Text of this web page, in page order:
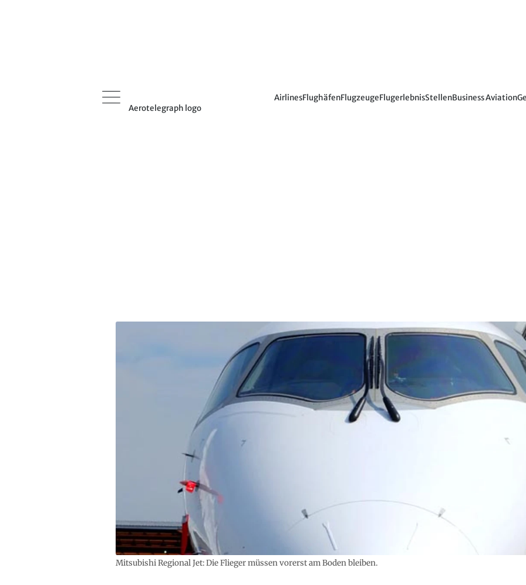
Aerotelegraph logo
AirlinesFlughäfenFlugzeugeFlugerlebnisStellenBusiness Aviation
Mitsubishi Regional Jet: Die Flieger müssen vorerst am Boden bleiben.